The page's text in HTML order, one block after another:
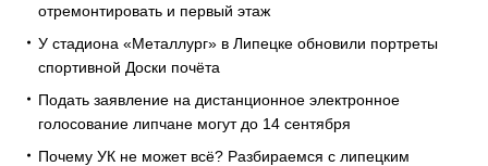
отремонтировать и первый этаж
У стадиона «Металлург» в Липецке обновили портреты
спортивной Доски почёта
Подать заявление на дистанционное электронное
голосование липчане могут до 14 сентября
Почему УК не может всё? Разбираемся с липецким